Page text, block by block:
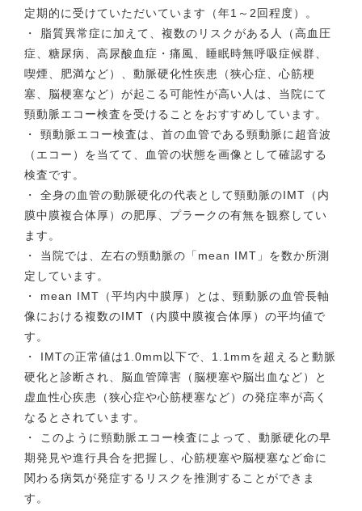
定期的に受けていただいています（年1～2回程度）。
・ 脂質異常症に加えて、複数のリスクがある人（高血圧
症、糖尿病、高尿酸血症・痛風、睡眠時無呼吸症候群、
喫煙、肥満など）、動脈硬化性疾患（狭心症、心筋梗
塞、脳梗塞など）が起こる可能性が高い人は、当院にて
頸動脈エコー検査を受けることをおすすめしています。
・ 頸動脈エコー検査は、首の血管である頸動脈に超音波
（エコー）を当てて、血管の状態を画像として確認する
検査です。
・ 全身の血管の動脈硬化の代表として頸動脈のIMT（内
膜中膜複合体厚）の肥厚、プラークの有無を観察してい
ます。
・ 当院では、左右の頸動脈の「mean IMT」を数か所測
定しています。
・ mean IMT（平均内中膜厚）とは、頸動脈の血管長軸
像における複数のIMT（内膜中膜複合体厚）の平均値で
す。
・ IMTの正常値は1.0mm以下で、1.1mmを超えると動脈
硬化と診断され、脳血管障害（脳梗塞や脳出血など）と
虚血性心疾患（狭心症や心筋梗塞など）の発症率が高く
なるとされています。
・ このように頸動脈エコー検査によって、動脈硬化の早
期発見や進行具合を把握し、心筋梗塞や脳梗塞など命に
関わる病気が発症するリスクを推測することができま
す。